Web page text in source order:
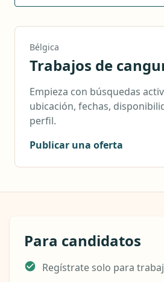
Bélgica
Trabajos de
Empieza con búsquedas
ubicación, fechas,
perfil.
Publicar una oferta
Para candidatos
Regístrate solo para